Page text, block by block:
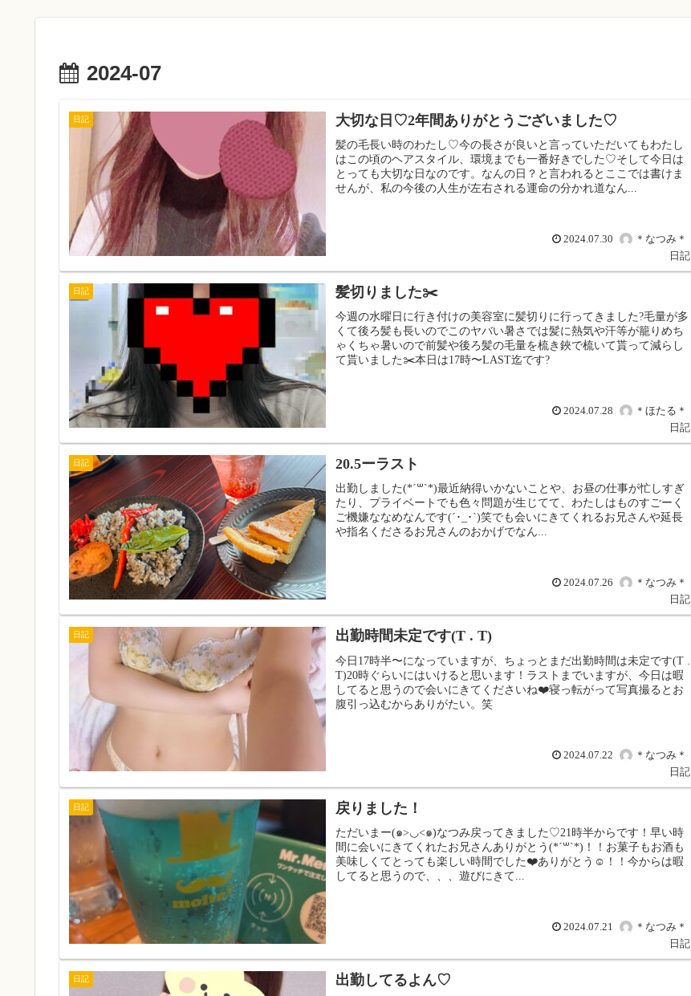
2024-07
日記 大切な日♡2年間ありがとうございました♡
髪の毛長い時のわたし♡今の長さが良いと言っていただいてもわたし
はこの頃のヘアスタイル、環境までも一番好きでした♡そして今日は
とっても大切な日なのです。なんの日？と言われるとここでは書けま
せんが、私の今後の人生が左右される運命の分かれ道なん...
2024.07.30
＊なつみ＊
日記
日記 髪切りました✂️
今週の水曜日に行き付けの美容室に髪切りに行ってきました?毛量が多
くて後ろ髪も長いのでこのヤバい暑さでは髪に熱気や汗等が籠りめち
ゃくちゃ暑いので前髪や後ろ髪の毛量を梳き鋏で梳いて貰って減らし
て貰いました✂️本日は17時〜LAST迄です?
2024.07.28
＊ほたる＊
日記
日記 20.5ーラスト
出勤しました(*´꒳`*)最近納得いかないことや、お昼の仕事が忙しすぎ
たり、プライベートでも色々問題が生じてて、わたしはものすごーく
ご機嫌ななめなんです(´･_･`)笑でも会いにきてくれるお兄さんや延長
や指名くださるお兄さんのおかげでなん...
2024.07.26
＊なつみ＊
日記
日記 出勤時間未定です(T . T)
今日17時半〜になっていますが、ちょっとまだ出勤時間は未定です(T .
T)20時ぐらいにはいけると思います！ラストまでいますが、今日は暇
してると思うので会いにきてくださいね❤️寝っ転がって写真撮るとお
腹引っ込むからありがたい。笑
2024.07.22
＊なつみ＊
日記
日記 戻りました！
ただいまー(๑>◡<๑)なつみ戻ってきました♡21時半からです！早い時
間に会いにきてくれたお兄さんありがとう(*´꒳`*)！！お菓子もお酒も
美味しくてとっても楽しい時間でした❤️ありがとう☺️！！今からは暇
してると思うので、、、遊びにきて...
2024.07.21
＊なつみ＊
日記
日記 出勤してるよん♡